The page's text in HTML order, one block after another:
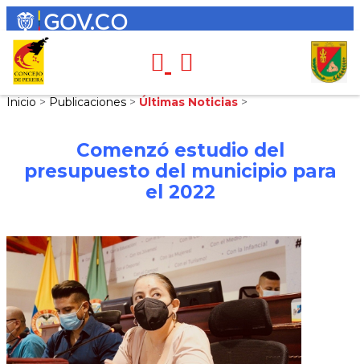
Inicio > Publicaciones > Últimas Noticias >
Comenzó estudio del
presupuesto del municipio para
el 2022